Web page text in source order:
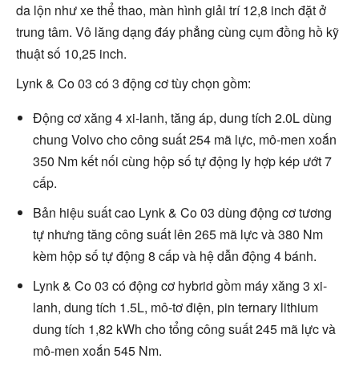
da lộn như xe thể thao, màn hình giải trí 12,8 inch đặt ở
trung tâm. Vô lăng dạng đáy phẳng cùng cụm đồng hồ kỹ
thuật số 10,25 inch.
Lynk & Co 03 có 3 động cơ tùy chọn gồm:
Động cơ xăng 4 xi-lanh, tăng áp, dung tích 2.0L dùng
chung Volvo cho công suất 254 mã lực, mô-men xoắn
350 Nm kết nối cùng hộp số tự động ly hợp kép ướt 7
cấp.
Bản hiệu suất cao Lynk & Co 03 dùng động cơ tương
tự nhưng tăng công suất lên 265 mã lực và 380 Nm
kèm hộp số tự động 8 cấp và hệ dẫn động 4 bánh.
Lynk & Co 03 có động cơ hybrid gồm máy xăng 3 xi-
lanh, dung tích 1.5L, mô-tơ điện, pin ternary lithium
dung tích 1,82 kWh cho tổng công suất 245 mã lực và
mô-men xoắn 545 Nm.